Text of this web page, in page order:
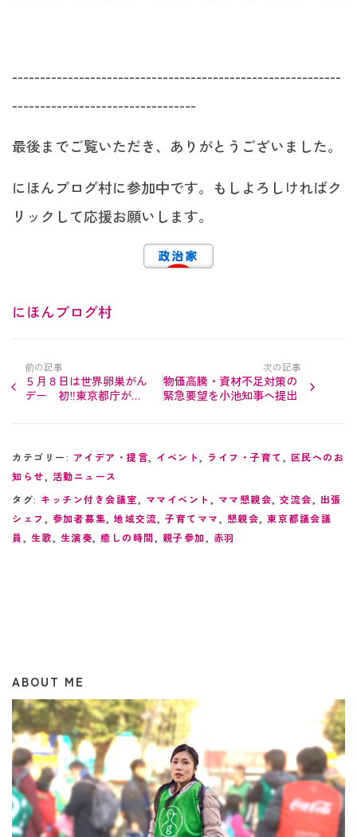
-----------------------------------------------------------
---------------------------------
最後までご覧いただき、ありがとうございました。
にほんブログ村に参加中です。もしよろしければク
リックして応援お願いします。
にほんブログ村
前の記事
５月８日は世界卵巣がん
デー 初‼東京都庁がテ
次の記事
物価高騰・資材不足対策の
緊急要望を小池知事へ提出
カテゴリー: アイデア・提言, イベント , ライフ・子育て , 区民へのお
知らせ, 活動ニュース
タグ: キッチン付き会議室, ママイベント , ママ懇親会, 交流会, 出張
シェフ , 参加者募集, 地域交流, 子育てママ , 懇親会, 東京都議会議
員 , 生歌, 生演奏, 癒しの時間, 親子参加 , 赤羽
ABOUT ME